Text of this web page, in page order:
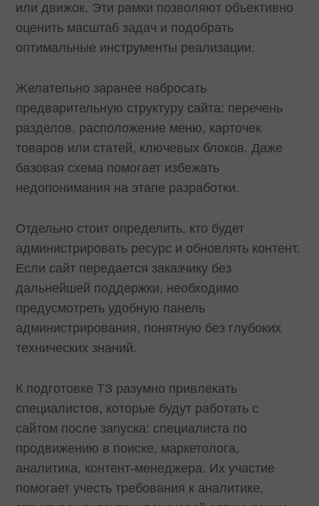
или движок. Эти рамки позволяют объективно
оценить масштаб задач и подобрать
оптимальные инструменты реализации.
Желательно заранее набросать
предварительную структуру сайта: перечень
разделов, расположение меню, карточек
товаров или статей, ключевых блоков. Даже
базовая схема помогает избежать
недопонимания на этапе разработки.
Отдельно стоит определить, кто будет
администрировать ресурс и обновлять контент.
Если сайт передается заказчику без
дальнейшей поддержки, необходимо
предусмотреть удобную панель
администрирования, понятную без глубоких
технических знаний.
К подготовке ТЗ разумно привлекать
специалистов, которые будут работать с
сайтом после запуска: специалиста по
продвижению в поиске, маркетолога,
аналитика, контент-менеджера. Их участие
помогает учесть требования к аналитике,